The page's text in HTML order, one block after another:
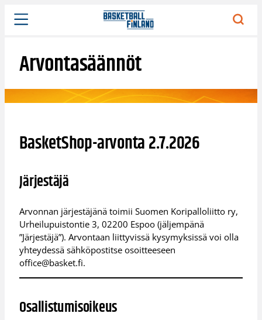
Siirry
sisältöön
Arvontasäännöt
BasketShop-arvonta 2.7.2026
Järjestäjä
Arvonnan järjestäjänä toimii Suomen Koripalloliitto ry,
Urheilupuistontie 3, 02200 Espoo (jäljempänä
”Järjestäjä”). Arvontaan liittyvissä kysymyksissä voi olla
yhteydessä sähköpostitse osoitteeseen
office@basket.fi.
Osallistumisoikeus